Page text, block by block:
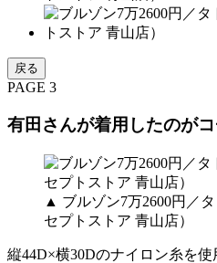
戻る
PAGE 3
有田さんが着用したのがコ
▲ ブルゾン7万2600円／
セプトストア 青山店）
縦44D×横30Dのナイロン糸を